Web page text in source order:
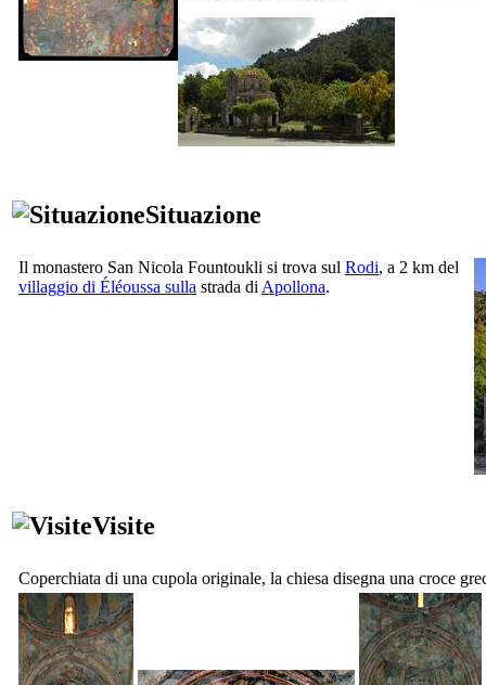
Situazione
Il monastero San Nicola Fountoukli si trova sul Rodi, a 2 km del
villaggio di Éléoussa sulla strada di Apollona.
Visite
Coperchiata di una cupola originale, la chiesa disegna una croce